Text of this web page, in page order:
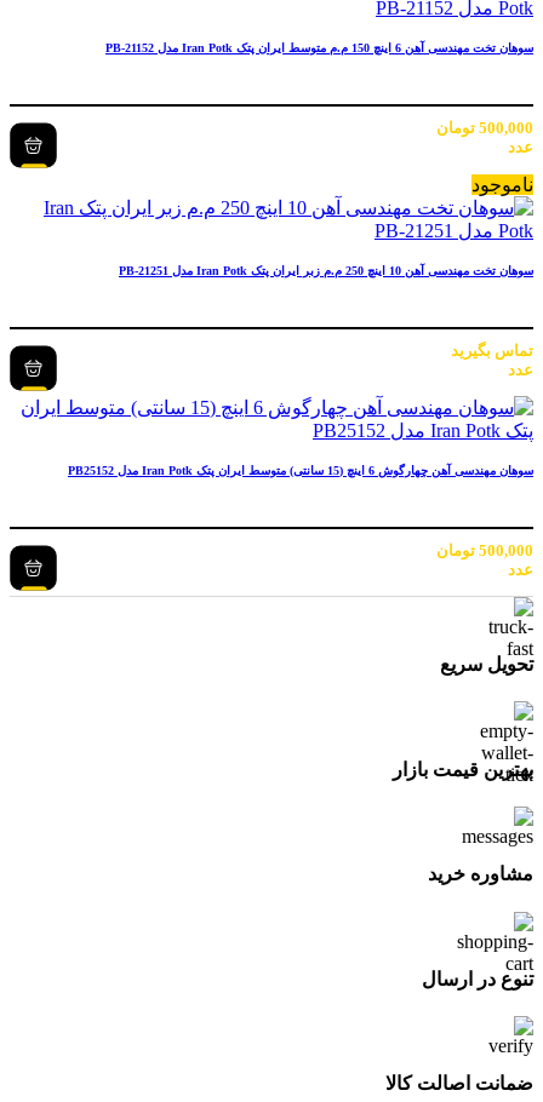
سوهان تخت مهندسی آهن 6 اینچ 150 م.م متوسط ایران پتک Iran Potk مدل PB-21152
500,000 تومان
عدد
ناموجود
سوهان تخت مهندسی آهن 10 اینچ 250 م.م زبر ایران پتک Iran Potk مدل PB-21251
تماس بگیرید
عدد
سوهان مهندسی آهن چهارگوش 6 اینچ (15 سانتی) متوسط ایران پتک Iran Potk مدل PB25152
500,000 تومان
عدد
تحویل سریع
بهترین قیمت بازار
مشاوره خرید
تنوع در ارسال
ضمانت اصالت کالا